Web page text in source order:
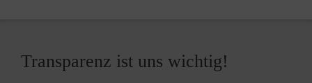
Transparenz ist uns wichtig!